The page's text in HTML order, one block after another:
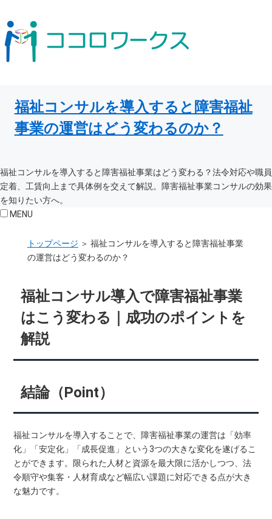
福祉コンサルを導入すると障害福祉
事業の運営はどう変わるのか？
福祉コンサルを導入すると障害福祉事業はどう変わる？法令対応や職員
定着、工賃向上まで具体例を交えて解説。障害福祉事業コンサルの効果
を知りたい方へ。
MENU
トップページ ＞ 福祉コンサルを導入すると障害福祉事業
の運営はどう変わるのか？
福祉コンサル導入で障害福祉事業
はこう変わる｜成功のポイントを
解説
結論（Point）
福祉コンサルを導入することで、障害福祉事業の運営は「効率
化」「安定化」「成長促進」という3つの大きな変化を遂げるこ
とができます。限られた人材と資源を最大限に活かしつつ、法
令順守や集客・人材育成など幅広い課題に対応できる点が大き
な魅力です。